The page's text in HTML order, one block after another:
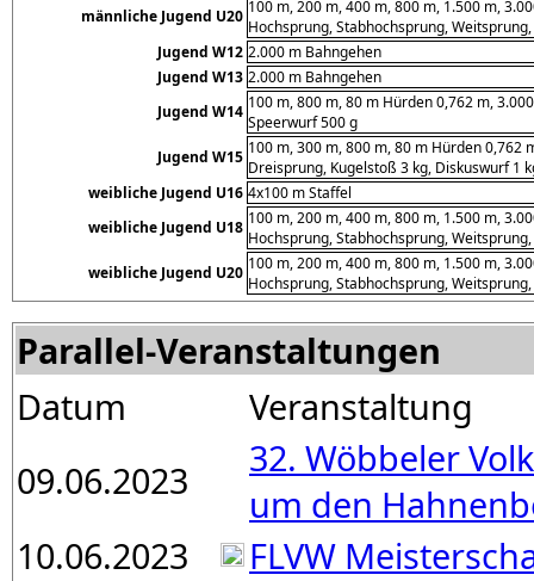
männliche Jugend U20 100 m, 200 m, 400 m, 800 m, 1.500 m,
Hochsprung, Stabhochsprung,
Jugend W12 2.000 m Bahngehen
Jugend W13 2.000 m Bahngehen
Jugend W14 100 m, 800 m, 80 m Hürden 0,762 m,
Speerwurf 500 g
Jugend W15 100 m, 300 m, 800 m, 80 m Hürden 0,762
Dreisprung, Kugelstoß 3 kg, Diskuswurf 1
weibliche Jugend U16 4x100 m Staffel
weibliche Jugend U18 100 m, 200 m, 400 m, 800 m, 1.500 m,
Hochsprung, Stabhochsprung,
weibliche Jugend U20 100 m, 200 m, 400 m, 800 m, 1.500 m,
Hochsprung, Stabhochsprung,
Parallel-Veranstaltungen
Datum
Veranstaltung
09.06.2023
32. Wöbbeler
um den
10.06.2023
FLVW